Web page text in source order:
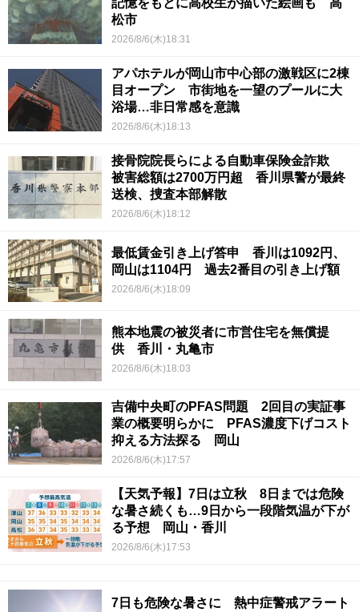
記憶をもとに高校生が描いた絵画も 高
松市
2026/8/6(木)18:31
アパホテルが岡山市中心部の激戦区に2棟
目オープン 市街地を一望のプールに大
浴場…非日常感を意識
2026/8/6(木)18:13
接骨院院長らによる自動車保険金詐欺
被害総額は2700万円超 香川県警が最終
送検、捜査本部解散
2026/8/6(木)18:12
最低賃金引き上げ答申 香川は1092円、
岡山は1104円 過去2番目の引き上げ額
2026/8/6(木)18:09
熊本地震の被災者に市営住宅を無償提
供 香川・丸亀市
2026/8/6(木)18:03
吉備中央町のPFAS問題 2回目の実証事
業の概要明らかに PFAS濃度下げコスト
抑える方法探る 岡山
2026/8/6(木)17:57
【天気予報】7日は立秋 8日までは危険
な暑さ続くも…9日から一段階気温が下が
る予想 岡山・香川
2026/8/6(木)17:53
7日も危険な暑さに 熱中症警戒アラート